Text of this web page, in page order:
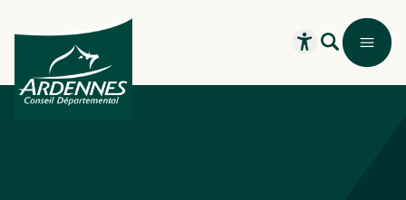
Recherche
Ouvrir leMenu